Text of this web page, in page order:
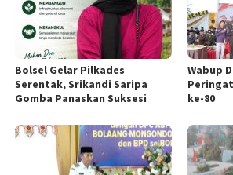
Bolsel Gelar Pilkades
Serentak, Srikandi Saripa
Gomba Panaskan Suksesi
Wabup
ke-80